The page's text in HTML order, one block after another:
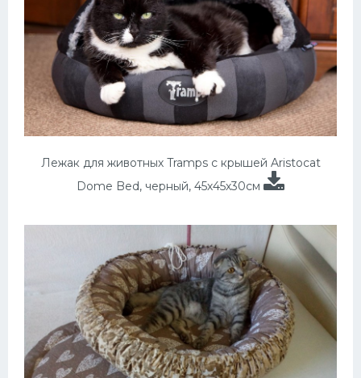
Лежак для животных Tramps с крышей Aristocat
Dome Bed, черный, 45х45х30см